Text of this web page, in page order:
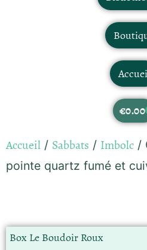
€0.00
Accueil / Sabbats / Imbolc /
pointe quartz fumé et
Box Le Boudoir Roux